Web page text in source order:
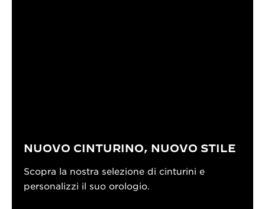
NUOVO CINTURINO, NUOVO STILE
Scopra la nostra selezione di cinturini e
personalizzi il suo orologio.